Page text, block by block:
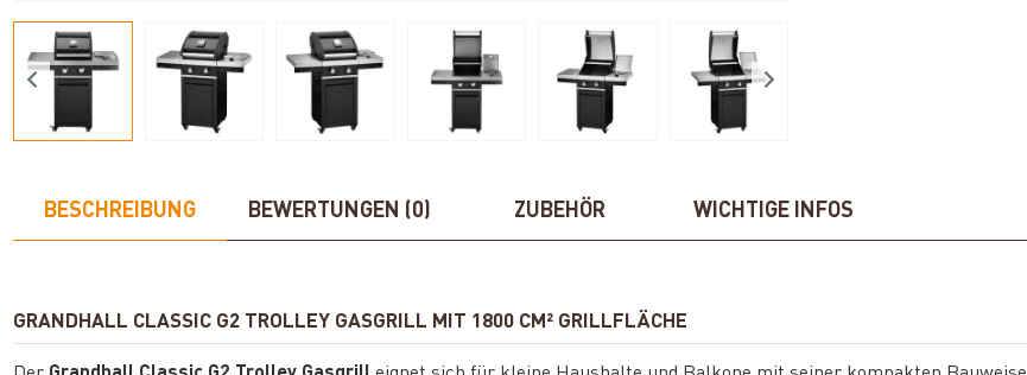
BESCHREIBUNG BEWERTUNGEN (0) ZUBEHÖR WICHTIGE INFOS
GRANDHALL CLASSIC G2 TROLLEY GASGRILL MIT 1800 CM² GRILLFLÄCHE